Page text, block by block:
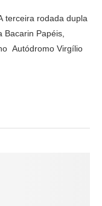
terceira rodada dupla
Papéis,
Autódromo Virgílio